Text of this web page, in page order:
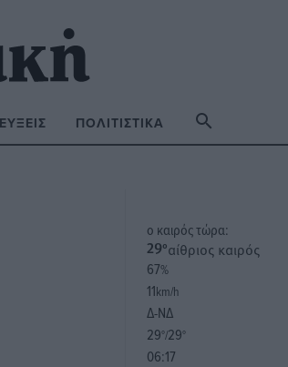
ΠΟΛΙΤΙΣΤΙΚΆ
o καιρός τώρα:
29°αίθριος καιρός
67%
11km/h
Δ-ΝΔ
29°/29°
06:17